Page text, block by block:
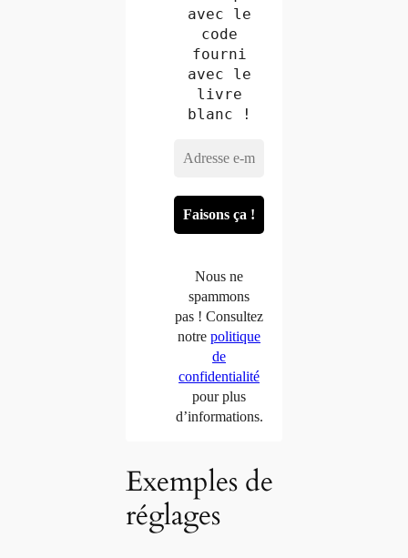
avec le
code
fourni
avec le
livre
blanc !
Nous ne
spammons
pas ! Consultez
notrepolitique
de
confidentialité
pour plus
d’informations.
Exemples de
réglages